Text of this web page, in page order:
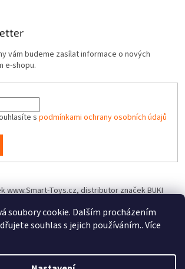
soubory cookie. Dalším procházením
souhlas s jejich používáním.. Více
vám budeme zasílat informace o nových
e-shopu.
s podmínkami ochrany osobních údajů
www.Smart-Toys.cz, distributor značek BUKI